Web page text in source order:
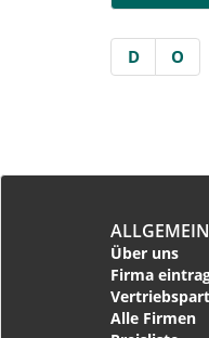
D O
Über uns
Firma
Alle Firmen